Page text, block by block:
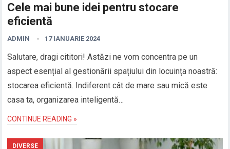
Cele mai bune idei pentru stocare
eficientă
ADMIN 17 IANUARIE 2024
Salutare, dragi cititori! Astăzi ne vom concentra pe un
aspect esențial al gestionării spațiului din locuința noastră:
stocarea eficientă. Indiferent cât de mare sau mică este
casa ta, organizarea inteligentă…
CONTINUE READING »
DIVERSE